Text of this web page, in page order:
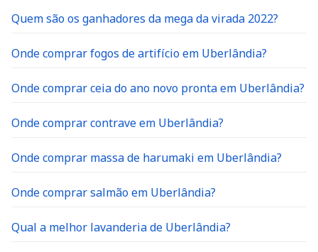
Quem são os ganhadores da mega da virada 2022?
Onde comprar fogos de artifício em Uberlândia?
Onde comprar ceia do ano novo pronta em Uberlândia?
Onde comprar contrave em Uberlândia?
Onde comprar massa de harumaki em Uberlândia?
Onde comprar salmão em Uberlândia?
Qual a melhor lavanderia de Uberlândia?